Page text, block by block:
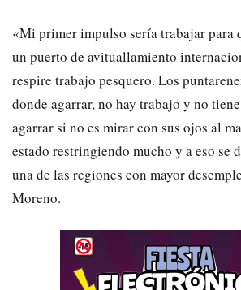
«Mi primer impulso sería trabajar para
un puerto de avituallamiento
respire trabajo pesquero. Los
donde agarrar, no hay trabajo y no
agarrar si no es mirar con sus ojos al
estado restringiendo mucho y a eso se
una de las regiones con mayor
Moreno.